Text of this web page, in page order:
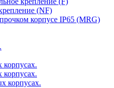
(NF)
корпусе IP65 (MRG)
корпусах.